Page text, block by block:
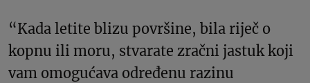
“Kada letite blizu površine, bila riječ o
kopnu ili moru, stvarate zračni jastuk koji
vam omogućava određenu razinu